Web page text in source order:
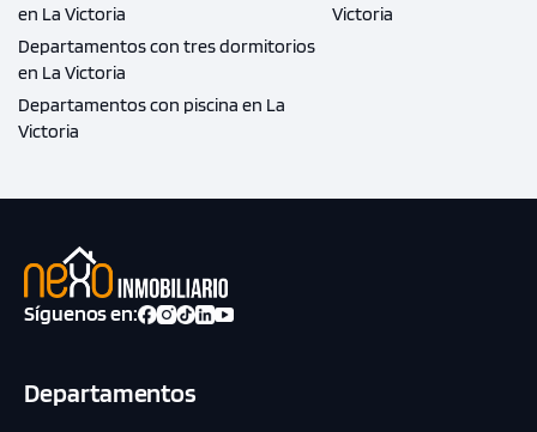
en La Victoria
Departamentos con tres dormitorios
en La Victoria
Departamentos con piscina en La
Victoria
Victoria
Síguenos en:
Departamentos